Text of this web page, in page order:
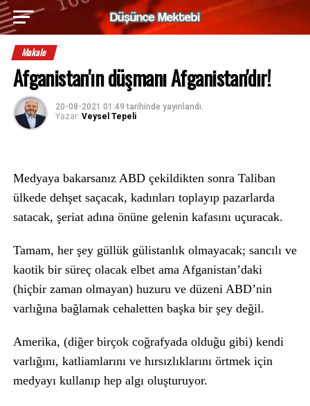
Makale
Afganistan'ın düşmanı Afganistan'dır!
20-08-2021 01:49 tarihinde yayınlandı.
Yazar: Veysel Tepeli
Medyaya bakarsanız ABD çekildikten sonra Taliban
ülkede dehşet saçacak, kadınları toplayıp pazarlarda
satacak, şeriat adına önüne gelenin kafasını uçuracak.
Tamam, her şey güllük gülistanlık olmayacak; sancılı ve
kaotik bir süreç olacak elbet ama Afganistan’daki
(hiçbir zaman olmayan) huzuru ve düzeni ABD’nin
varlığına bağlamak cehaletten başka bir şey değil.
Amerika, (diğer birçok coğrafyada olduğu gibi) kendi
varlığını, katliamlarını ve hırsızlıklarını örtmek için
medyayı kullanıp hep algı oluşturuyor.